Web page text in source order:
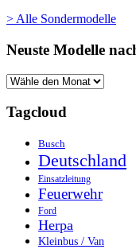
> Alle Sondermodelle
Neuste Modelle
Tagcloud
Busch
Deutschland
Einsatzleitung
Feuerwehr
Ford
Herpa
Kleinbus / Van